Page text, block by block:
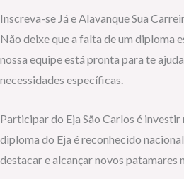
Inscreva-se Já e Alavanque Sua
Não deixe que a falta de um diploma
nossa equipe está pronta para te
necessidades específicas.
Participar do Eja São Carlos é
diploma do Eja é reconhecido
destacar e alcançar novos patamares